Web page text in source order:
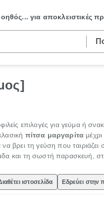
για αποκλειστικές
επιλογές για γεύμα ή
πίτσα μαργαρίτα
βρει τη γεύση που
και τη σωστή παρασκευή,
ιστοσελίδα Εδρεύει στην